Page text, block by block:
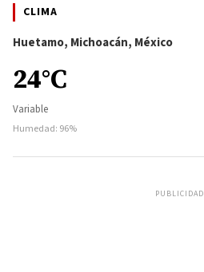
CLIMA
Huetamo, Michoacán, México
24°C
Variable
Humedad: 96%
PUBLICIDAD